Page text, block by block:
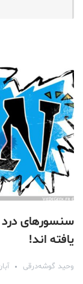
سنسورهای درد
یافته اند!
وحید گوشه‌درقی آبان ۲۵,